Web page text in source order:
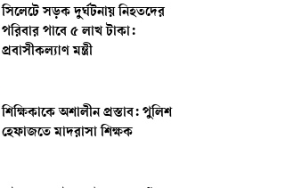
সিলেটে সড়ক দুর্ঘটনায় নিহতদের
পরিবার পাবে ৫ লাখ টাকা:
প্রবাসীকল্যাণ মন্ত্রী
শিক্ষিকাকে অশালীন প্রস্তাব: পুলিশ
হেফাজতে মাদরাসা শিক্ষক